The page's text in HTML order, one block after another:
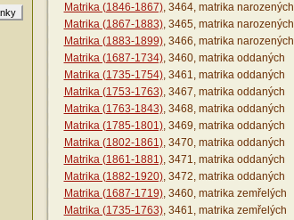
Matrika (1846-1867), 3464, matrika narozených
Matrika (1867-1883), 3465, matrika narozených
Matrika (1883-1899), 3466, matrika narozených
Matrika (1687-1734), 3460, matrika oddaných
Matrika (1735-1754), 3461, matrika oddaných
Matrika (1753-1763), 3467, matrika oddaných
Matrika (1763-1843), 3468, matrika oddaných
Matrika (1785-1801), 3469, matrika oddaných
Matrika (1802-1861), 3470, matrika oddaných
Matrika (1861-1881), 3471, matrika oddaných
Matrika (1882-1920), 3472, matrika oddaných
Matrika (1687-1719), 3460, matrika zemřelých
Matrika (1735-1763), 3461, matrika zemřelých